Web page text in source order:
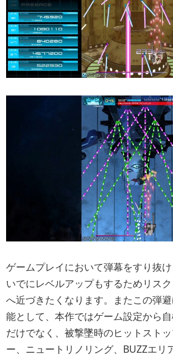
ゲームプレイにおいて弾幕をすり抜
いでにレベルアップもするためリス
へ近づきたくなります。またこの弾
能として、本作ではゲーム設定から
だけでなく、被撃墜時のヒットスト
ー、ニュートリノリング、BUZZエリ